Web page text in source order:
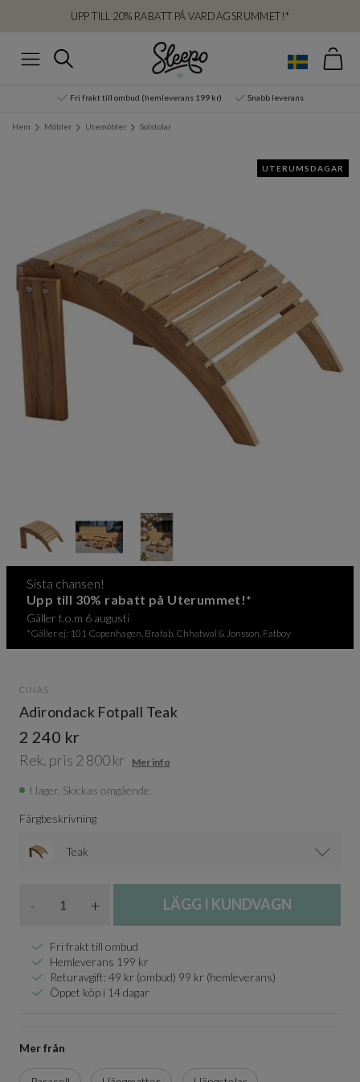
UPP TILL 20% RABATT PÅ VARDAGSRUMMET!*
Sök
Fri frakt till ombud (hemleverans 199 kr) Snabb leverans
Hem Möbler Utemöbler Solstolar
UTERUMSDAGAR
Sista chansen!
Upp till 30% rabatt på Uterummet!*
Gäller t.o.m 6 augusti
*Gäller ej: 101 Copenhagen, Brafab, Chhatwal & Jonsson, Fatboy
CINAS
Adirondack Fotpall Teak
2 240 kr
Rek. pris 2 800 kr Mer info
I lager. Skickas omgående.
Färgbeskrivning
Teak
- + LÄGG I KUNDVAGN
Fri frakt till ombud
Hemleverans 199 kr
Returavgift: 49 kr (ombud) 99 kr (hemleverans)
Öppet köp i 14 dagar
Mer från